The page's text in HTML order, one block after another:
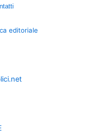
editoriale